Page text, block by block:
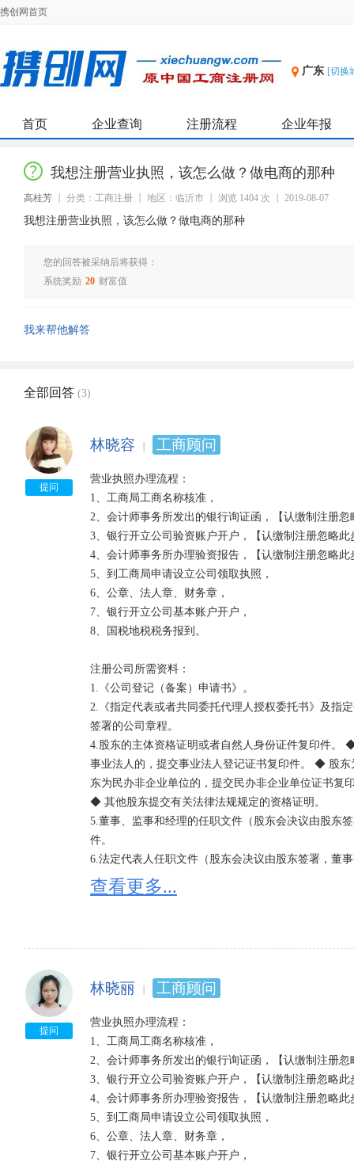
携创网首页
广东 [切换
首页 企业查询 注册流程 企业年报
我想注册营业执照，该怎么做？做电商的那种
高桂芳 分类：工商注册 地区：临沂市 浏览 1404 次 2019-08-07
我想注册营业执照，该怎么做？做电商的那种
您的回答被采纳后将获得：
系统奖励 20 财富值
我来帮他解答
全部回答 (3)
提问
林晓容 工商顾问
营业执照办理流程：
1、工商局工商名称核准，
2、会计师事务所发出的银行询证函，【认缴制注册
3、银行开立公司验资账户开户，【认缴制注册忽略
4、会计师事务所办理验资报告，【认缴制注册忽略
5、到工商局申请设立公司领取执照，
6、公章、法人章、财务章，
7、银行开立公司基本账户开户，
8、国税地税税务报到。
注册公司所需资料：
1.《公司登记（备案）申请书》。
2.《指定代表或者共同委托代理人授权委托书》及指
签署的公司章程。
4.股东的主体资格证明或者自然人身份证件复印件
事业法人的，提交事业法人登记证书复印件。 ◆ 股
东为民办非企业单位的，提交民办非企业单位证书
◆ 其他股东提交有关法律法规规定的资格证明。
5.董事、监事和经理的任职文件（股东会决议由股东
件。
6.法定代表人任职文件（股东会决议由股东签署，董
7.住所使用证明。
8.《企业名称预先核准通知书》。
查看更多...
提问
林晓丽 工商顾问
营业执照办理流程：
1、工商局工商名称核准，
2、会计师事务所发出的银行询证函，【认缴制注册
3、银行开立公司验资账户开户，【认缴制注册忽略
4、会计师事务所办理验资报告，【认缴制注册忽略
5、到工商局申请设立公司领取执照，
6、公章、法人章、财务章，
7、银行开立公司基本账户开户，